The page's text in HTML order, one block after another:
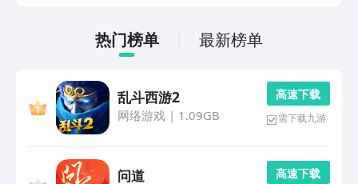
热门榜单 最新榜单
乱斗西游2
网络游戏| 1.09GB
高 速 下 载
需下载九游
问道 高 速 下 载